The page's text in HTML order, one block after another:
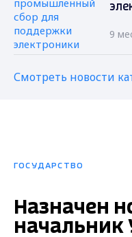
9
Смотреть новости
ГОСУДАРСТВО
Назначен